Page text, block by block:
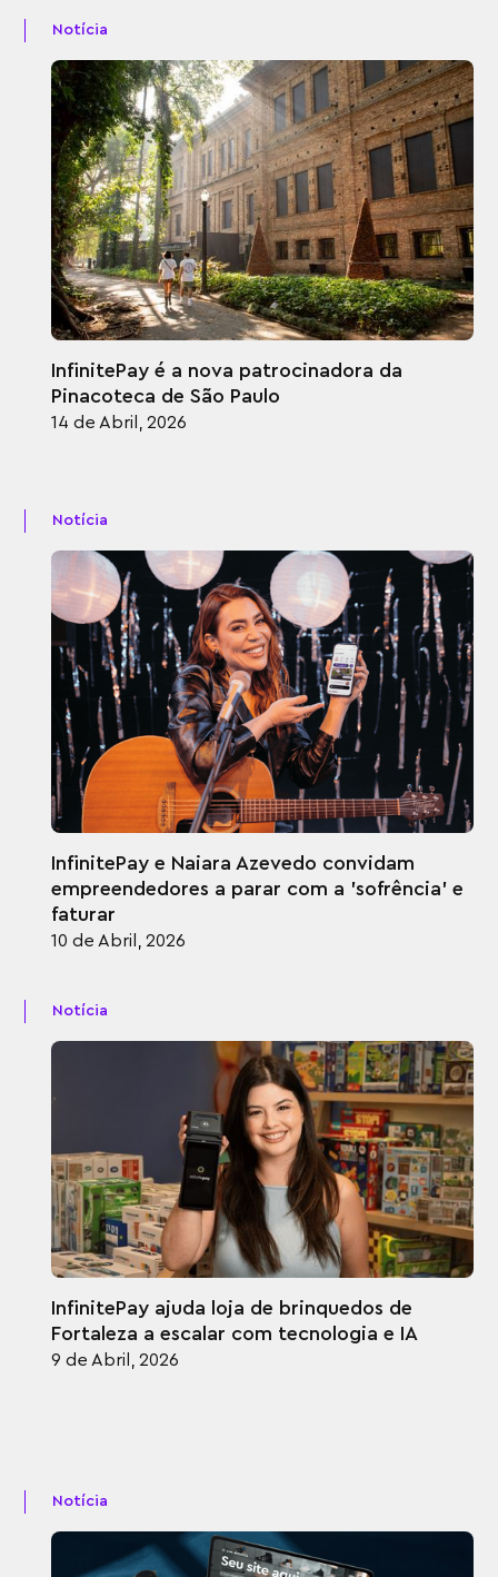
Notícia
InfinitePay é a nova patrocinadora da
Pinacoteca de São Paulo
14 de Abril, 2026
Notícia
InfinitePay e Naiara Azevedo convidam
empreendedores a parar com a 'sofrência' e
faturar
10 de Abril, 2026
Notícia
InfinitePay ajuda loja de brinquedos de
Fortaleza a escalar com tecnologia e IA
9 de Abril, 2026
Notícia